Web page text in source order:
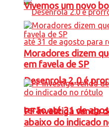
Desenrola 2.0 é
terão até 31 de
Vivemos um novo
Moradores dizem
em favela de SP
PF investiga venda
abaixo do indicado